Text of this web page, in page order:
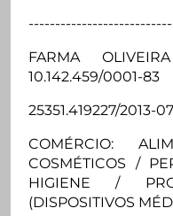
FARMA
10.142.459/0001-83
25351.419227/2013-
COMÉRCIO:
COSMÉTICOS /
HIGIENE /
(DISPOSITIVOS